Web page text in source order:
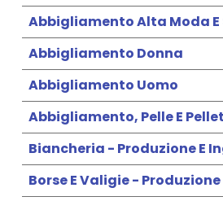
Abbigliamento Alta Moda
Abbigliamento Donna
Abbigliamento Uomo
Abbigliamento, Pelle E
Biancheria - Produzione E
Borse E Valigie -